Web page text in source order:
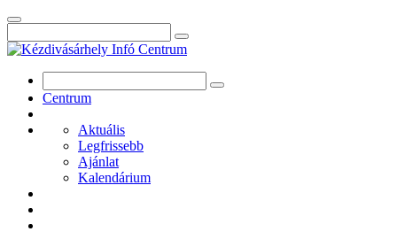
Centrum
Aktuális
Legfrissebb
Ajánlat
Kalendárium